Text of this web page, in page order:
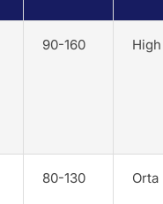
90-160 High
80-130 Orta